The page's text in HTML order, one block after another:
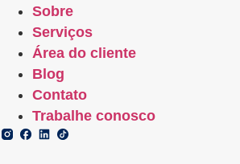
Sobre
Serviços
Área do cliente
Blog
Contato
Trabalhe conosco